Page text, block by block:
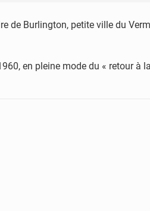
de Burlington, petite ville du
en pleine mode du « retour à